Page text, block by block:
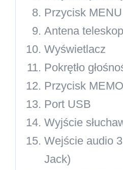
Przycisk
Antena
Wyświetlacz
Pokrętło
Przycisk
Port USB
Wyjście
Wejście audio
Jack)